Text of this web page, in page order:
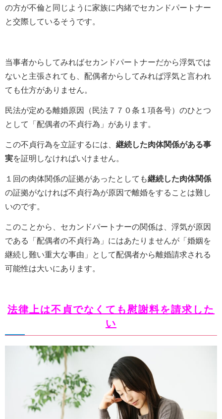
の方が不倫と同じように家族に内緒でセカンドパートナー
と交際しているそうです。
当事者からしてみればセカンドパートナーだから浮気では
ないと主張されても、配偶者からしてみれば浮気と言われ
ても仕方がありません。
民法が定める離婚原因（民法７７０条１項各号）のひとつ
として「配偶者の不貞行為」があります。
この不貞行為を立証するには、 継続した肉体関係がある事
実を証明しなければいけません。
１回の肉体関係の証拠があったとしても継続した肉体関係
の証拠がなければ不貞行為が原因で離婚をすることは難し
いのです。
このことから、セカンドパートナーの関係は、浮気が原因
である「配偶者の不貞行為」にはあたりませんが「婚姻を
継続し難い重大な事由」として配偶者から離婚請求される
可能性は大いにあります。
法律上は不貞でなくても慰謝料を請求した
い